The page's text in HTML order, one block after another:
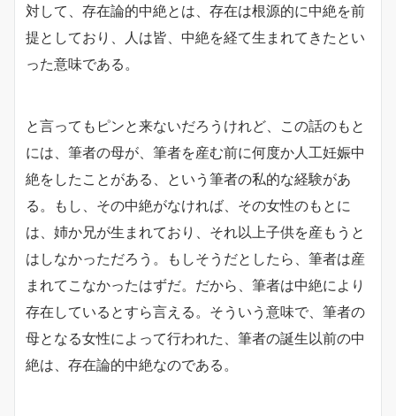
対して、存在論的中絶とは、存在は根源的に中絶を前
提としており、人は皆、中絶を経て生まれてきたとい
った意味である。
と言ってもピンと来ないだろうけれど、この話のもと
には、筆者の母が、筆者を産む前に何度か人工妊娠中
絶をしたことがある、という筆者の私的な経験があ
る。もし、その中絶がなければ、その女性のもとに
は、姉か兄が生まれており、それ以上子供を産もうと
はしなかっただろう。もしそうだとしたら、筆者は産
まれてこなかったはずだ。だから、筆者は中絶により
存在しているとすら言える。そういう意味で、筆者の
母となる女性によって行われた、筆者の誕生以前の中
絶は、存在論的中絶なのである。